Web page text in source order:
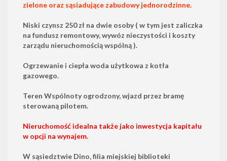
zielone oraz sąsiadujące zabudowy jednorodzinne.
Niski czynsz 250 zł na dwie osoby ( w tym jest zaliczka
na fundusz remontowy, wywóz nieczystości i koszty
zarządu nieruchomością wspólną ).
Ogrzewanie i ciepła woda użytkowa z kotła
gazowego.
Teren Wspólnoty ogrodzony, wjazd przez bramę
sterowaną pilotem.
Nieruchomość idealna także jako inwestycja kapitału
w opcji na wynajem.
W sąsiedztwie Dino, filia miejskiej biblioteki